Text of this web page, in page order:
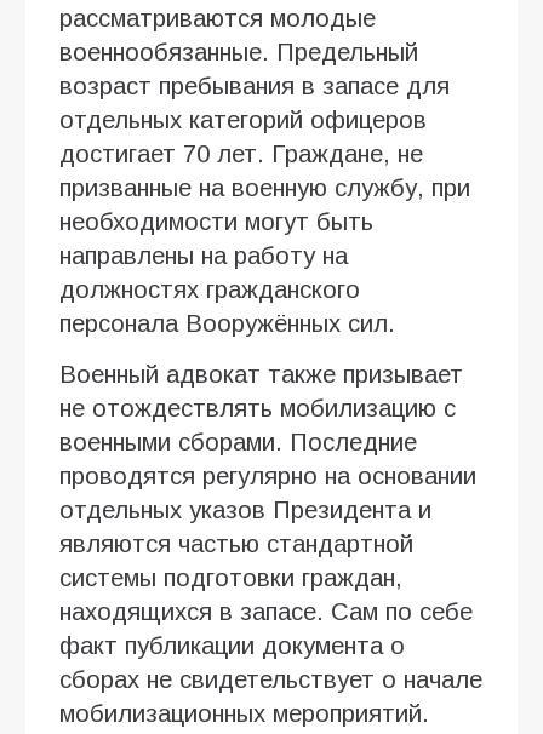
рассматриваются молодые
военнообязанные. Предельный
возраст пребывания в запасе для
отдельных категорий офицеров
достигает 70 лет. Граждане, не
призванные на военную службу, при
необходимости могут быть
направлены на работу на
должностях гражданского
персонала Вооружённых сил.
Военный адвокат также призывает
не отождествлять мобилизацию с
военными сборами. Последние
проводятся регулярно на основании
отдельных указов Президента и
являются частью стандартной
системы подготовки граждан,
находящихся в запасе. Сам по себе
факт публикации документа о
сборах не свидетельствует о начале
мобилизационных мероприятий.